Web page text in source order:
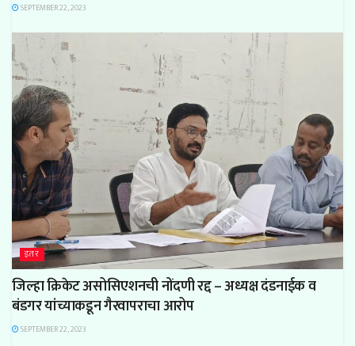
SEPTEMBER 22, 2023
इतर
जिल्हा क्रिकेट असोसिएशनची नोंदणी रद्द – अध्यक्ष दंडनाईक व
बंडगर यांच्याकडून गैरवापराचा आरोप
SEPTEMBER 22, 2023